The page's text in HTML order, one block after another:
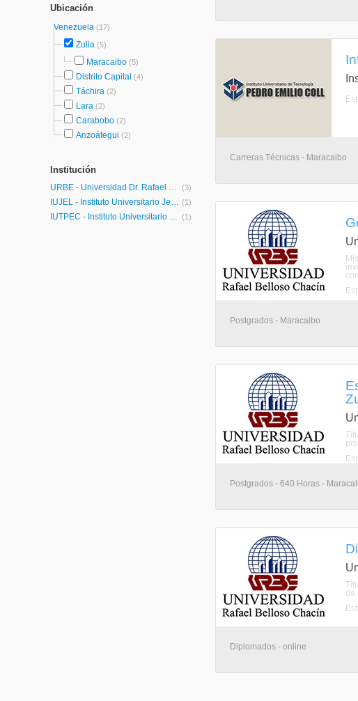
Ubicación
Venezuela (17)
Zulia (5)
Maracaibo (5)
Distrito Capital (4)
Táchira (2)
Lara (2)
Carabobo (2)
Anzoátegui (2)
Institución
URBE - Universidad Dr. Rafael Belloso Chacín (3)
IUJEL - Instituto Universitario Jesús Enrique Lossada (1)
IUTPEC - Instituto Universitario de Tecnología Pedro Emilio Coll (1)
Carreras Técnicas - Maracaibo
Postgrados - Maracaibo
Postgrados - 640 Horas -
de
Diplomados - online